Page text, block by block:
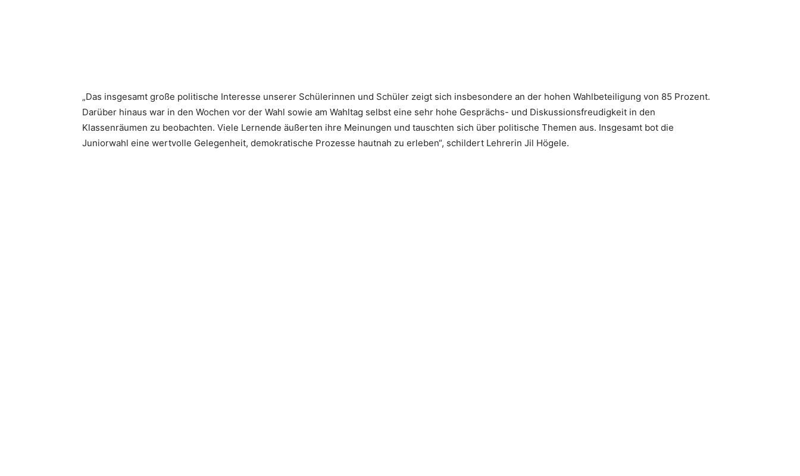
„Das insgesamt große politische Interesse unserer Schülerinnen und Schüler zeigt sich insbesondere an der hohen Wahlbeteiligung von 85 Prozent.
Darüber hinaus war in den Wochen vor der Wahl sowie am Wahltag selbst eine sehr hohe Gesprächs- und Diskussionsfreudigkeit in den
Klassenräumen zu beobachten. Viele Lernende äußerten ihre Meinungen und tauschten sich über politische Themen aus. Insgesamt bot die
Juniorwahl eine wertvolle Gelegenheit, demokratische Prozesse hautnah zu erleben“, schildert Lehrerin Jil Högele.